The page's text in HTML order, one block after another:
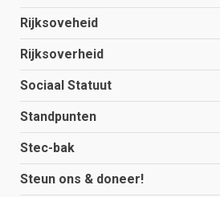
Rijksoveheid
Rijksoverheid
Sociaal Statuut
Standpunten
Stec-bak
Steun ons & doneer!